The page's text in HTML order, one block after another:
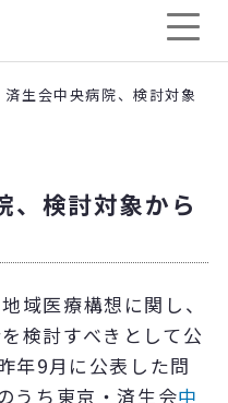
済生会中央病院、検討対象
、検討対象から
域医療構想に関し、
検討すべきとして公
年9月に公表した問
うち東京・済生会中